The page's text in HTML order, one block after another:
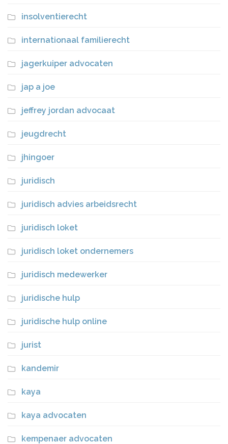
insolventierecht
internationaal familierecht
jagerkuiper advocaten
jap a joe
jeffrey jordan advocaat
jeugdrecht
jhingoer
juridisch
juridisch advies arbeidsrecht
juridisch loket
juridisch loket ondernemers
juridisch medewerker
juridische hulp
juridische hulp online
jurist
kandemir
kaya
kaya advocaten
kempenaer advocaten